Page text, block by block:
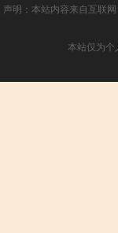
声明：本站内容来自互联
本站仅为个